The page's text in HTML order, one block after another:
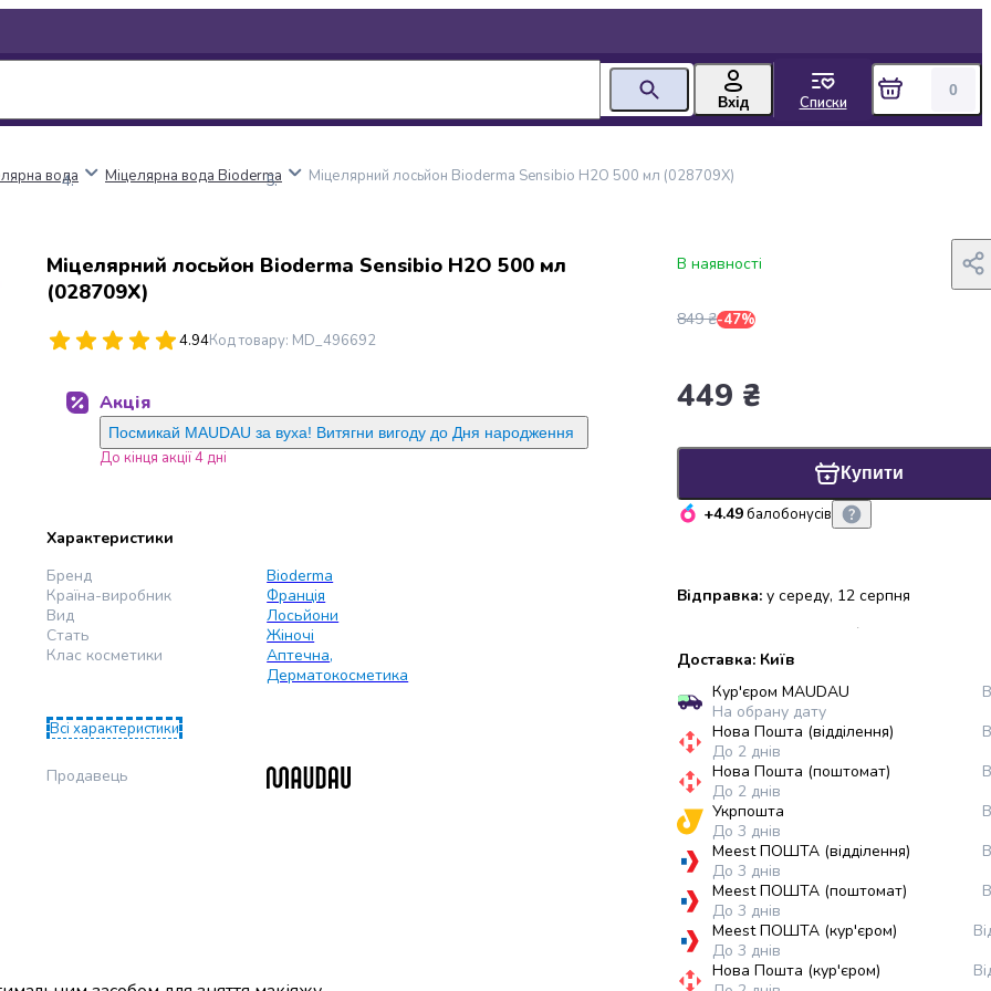
Вхід Списки
0
вода Міцелярна вода Bioderma Міцелярний лосьйон Bioderma Sensibio Н2О 500 мл (028709X)
Міцелярний лосьйон Bioderma Sensibio Н2О 500 мл
(028709X)
4.94Код товару: MD_496692
Акція
Посмикай MAUDAU за вуха! Витягни вигоду до Дня народження
До кінця акції 4 дні
Характеристики
Бренд
Bioderma
Країна-виробник
Франція
Вид
Лосьйони
Стать
Жіночі
Клас косметики
Аптечна,
Дерматокосметика
Всі характеристики
Продавець
В наявності
849 ₴-47%
449 ₴
Купити
+4.49балобонусів
Відправка: у середу, 12 серпня
Доставка: Київ
Кур'єром MAUDAU
На обрану дату
Нова Пошта (відділення)
До 2 днів
Нова Пошта (поштомат)
До 2 днів
Укрпошта
До 3 днів
Meest ПОШТА (відділення)
До 3 днів
Meest ПОШТА (поштомат)
До 3 днів
Meest ПОШТА (кур'єром)
До 3 днів
Нова Пошта (кур'єром)